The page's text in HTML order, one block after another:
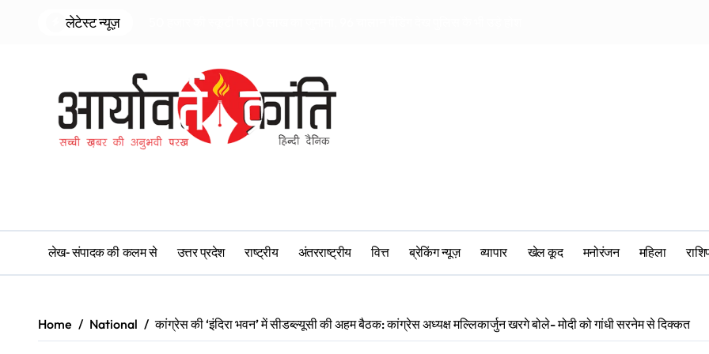
लेटेस्ट न्यूज़
लेख- संपादक की कलम से उत्तर प्रदेश राष्ट्रीय अंतरराष्ट्रीय वित्त ब्रेकिंग न्यूज़ व्यापार खेल कूद मनोरंजन महिला
Home National कांग्रेस की ‘इंदिरा भवन’ में सीडब्ल्यूसी की अहम बैठक: कांग्रेस अध्यक्ष मल्लिकार्जुन खरगे बोले- मोदी को गांधी सरनेम से दिक्कत